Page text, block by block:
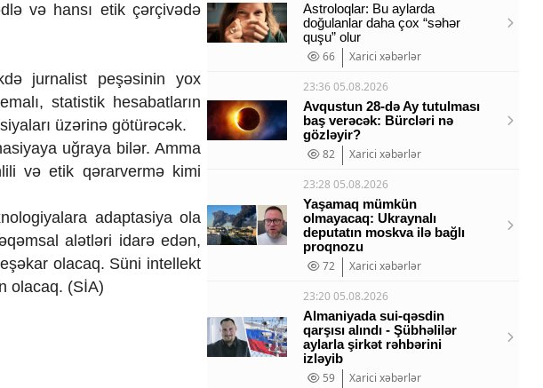
və hansı etik çərçivədə
jurnalist peşəsinin yox
statistik hesabatların
üzərinə götürəcək.
uğraya bilər. Amma
və etik qərarvermə kimi
adaptasiya ola
alətləri idarə edən,
olacaq. Süni intellekt
olacaq. (SİA)
Astroloqlar: Bu aylarda
doğulanlar daha çox “səhər
quşu” olur
66
Xarici xəbərlər
23:36 05.08.2026
Avqustun 28-də Ay tutulması
baş verəcək: Bürcləri nə
gözləyir?
82
Xarici xəbərlər
23:28 05.08.2026
Yaşamaq mümkün
olmayacaq: Ukraynalı
deputatın moskva ilə bağlı
proqnozu
72
Xarici xəbərlər
23:20 05.08.2026
Almaniyada sui-qəsdin
qarşısı alındı - Şübhəlilər
aylarla şirkət rəhbərini
izləyib
59
Xarici xəbərlər